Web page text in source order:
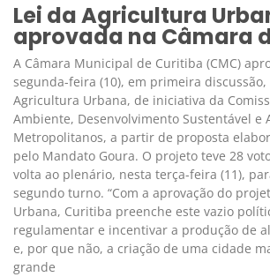
Lei da Agricultura
aprovada na Câmara
A Câmara Municipal de Curitiba (CMC)
segunda-feira (10), em primeira
Agricultura Urbana, de iniciativa da
Ambiente, Desenvolvimento Sustentável e
Metropolitanos, a partir de proposta
pelo Mandato Goura. O projeto teve 28
volta ao plenário, nesta terça-feira (11),
segundo turno. “Com a aprovação do
Urbana, Curitiba preenche este vazio
regulamentar e incentivar a produção de
e, por que não, a criação de uma cidade
grande